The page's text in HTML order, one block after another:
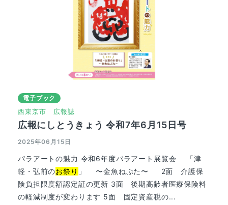
電子ブック
西東京市 広報誌
広報にしとうきょう 令和7年6月15日号
2025年06月15日
パラアートの魅力 令和6年度パラアート展覧会 「津
軽・弘前のお祭り 」 〜金魚ねぷた〜 2面 介護保
険負担限度額認定証の更新 3面 後期高齢者医療保険料
の軽減制度が変わります 5面 固定資産税の...